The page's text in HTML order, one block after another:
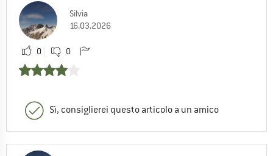
Silvia
16.03.2026
0 0
Sì, consiglierei questo articolo a un amico